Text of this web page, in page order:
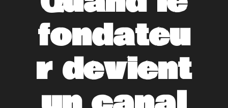
fondateu
r devient